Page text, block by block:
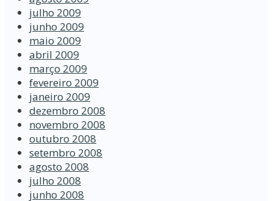
julho 2009
junho 2009
maio 2009
abril 2009
março 2009
fevereiro 2009
janeiro 2009
dezembro 2008
novembro 2008
outubro 2008
setembro 2008
agosto 2008
julho 2008
junho 2008